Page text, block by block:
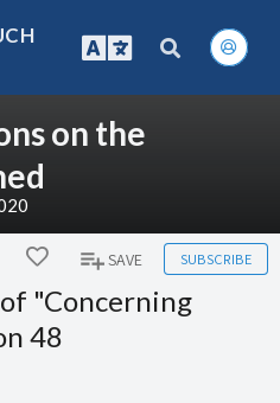
on the
SAVE SUBSCRIBE
"Concerning
48